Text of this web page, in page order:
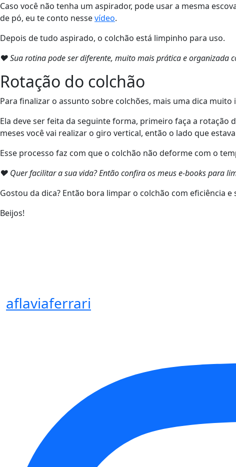
Caso você não tenha um aspirador, pode usar a mesma
de pó, eu te conto nessevídeo.
Depois de tudo aspirado, o colchão está limpinho para uso.
❤ Sua rotina pode ser diferente, muito mais prática e organizada
Rotação do colchão
Para finalizar o assunto sobre colchões, mais uma dica
Ela deve ser feita da seguinte forma, primeiro faça a rotação
meses você vai realizar o giro vertical, então o lado que
Esse processo faz com que o colchão não deforme com o
❤ Quer facilitar a sua vida? Então confira os meus e-books para
Gostou da dica? Então bora limpar o colchão com eficiência e
Beijos!
aflaviaferrari